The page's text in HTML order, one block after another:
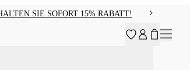
SIE SOFORT 15% RABATT!